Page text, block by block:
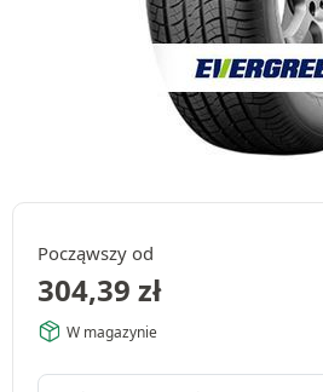
Począwszy od
304,39 zł
W magazynie